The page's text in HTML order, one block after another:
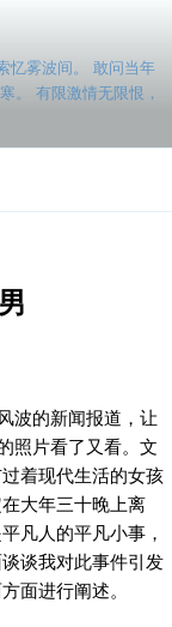
忆雾波间。 敢问当年
。 有限激情无限恨，
波的新闻报道 ，让
照片看了又看。文
着现代生活的女孩
大年三十晚上离
凡人的平凡小事，
谈我对此事件引发
面进行阐述。